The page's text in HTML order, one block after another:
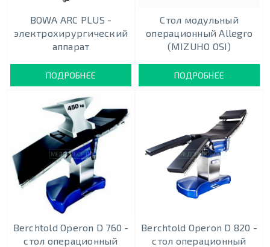
BOWA ARC PLUS -
электрохирургический
аппарат
ПОДРОБНЕЕ
Cтол модульный
операционный Allegro
(MIZUHO OSI)
ПОДРОБНЕЕ
Berchtold Operon D 760 -
стол операционный
Berchtold Operon D 820 -
стол операционный